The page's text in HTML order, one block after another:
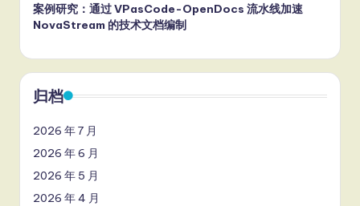
案例研究：通过 VPasCode-OpenDocs 流水线加速
NovaStream 的技术文档编制
归档
2026 年 7 月
2026 年 6 月
2026 年 5 月
2026 年 4 月